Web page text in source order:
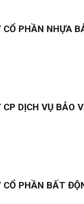
CỔ PHẦN NHỰA
CP DỊCH VỤ BẢO
CỔ PHẦN BẤT